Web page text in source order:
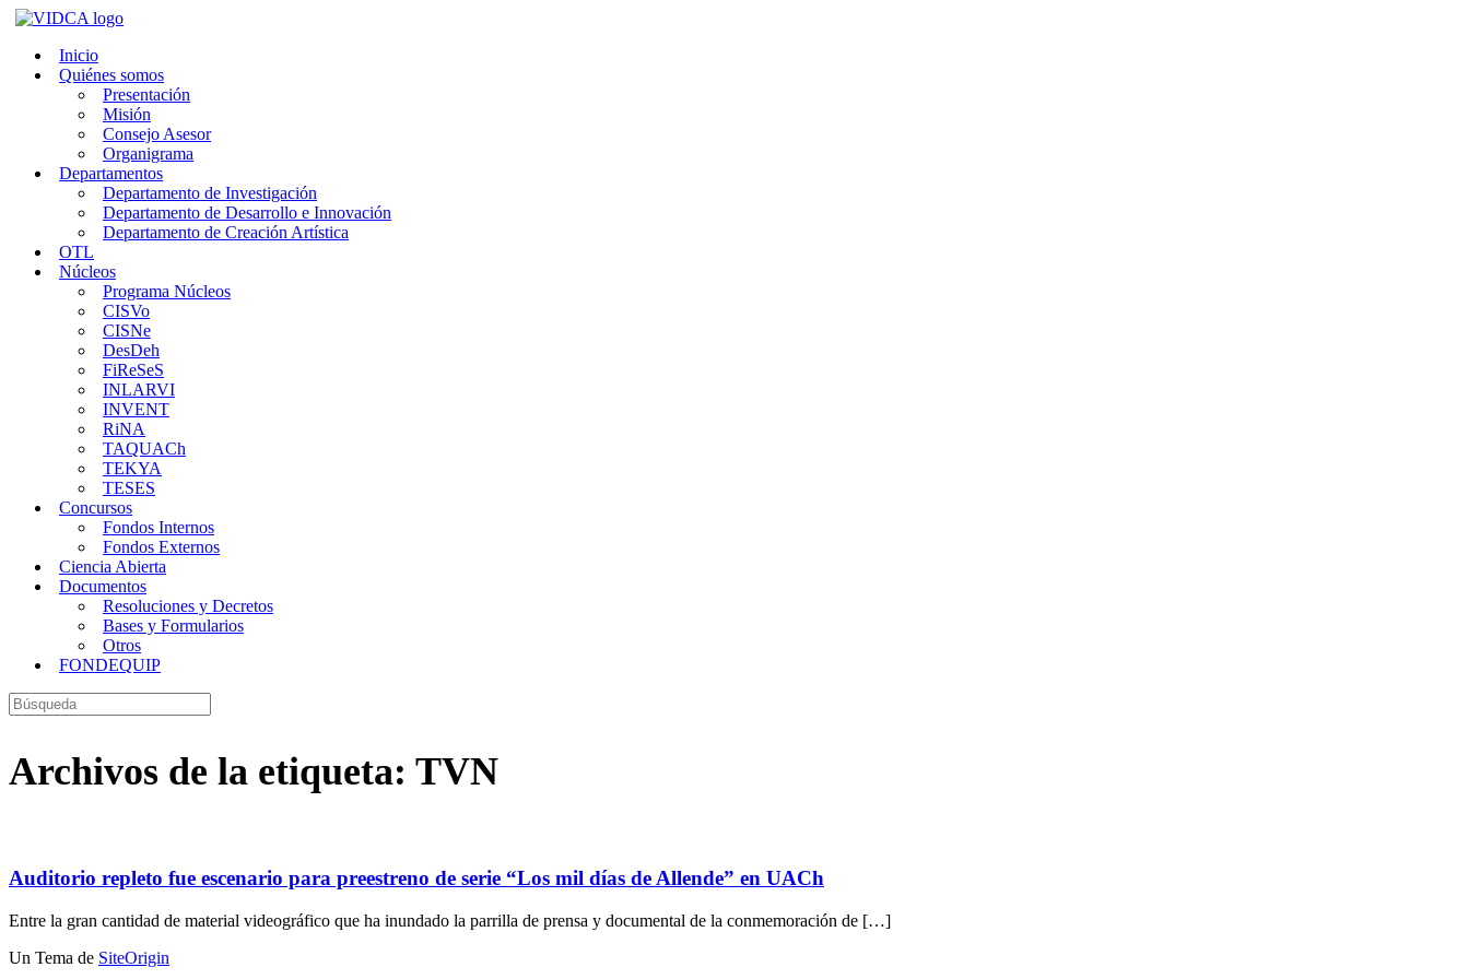
Saltar
contenidoInicio
Quiénes somos
Presentación
Misión
Consejo Asesor
Organigrama
Departamentos
Departamento de Investigación
Departamento de Desarrollo e Innovación
Departamento de Creación Artística
OTL
Núcleos
Programa Núcleos
CISVo
CISNe
DesDeh
FiReSeS
INLARVI
INVENT
RiNA
TAQUACh
TEKYA
TESES
Concursos
Fondos Internos
Fondos Externos
Ciencia Abierta
Documentos
Resoluciones y Decretos
Bases y Formularios
Otros
FONDEQUIP
Buscar:
Archivos de la etiqueta: TVN
Auditorio repleto fue escenario para preestreno de serie “Los mil días de Allende” en UACh
Entre la gran cantidad de material videográfico que ha inundado la parrilla de prensa y documental de la conmemoración de […]
Un Tema de SiteOrigin